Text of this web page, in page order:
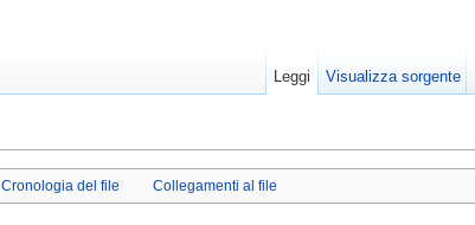
Cronologia del file Collegamenti al file
Leggi Visualizza sorgente